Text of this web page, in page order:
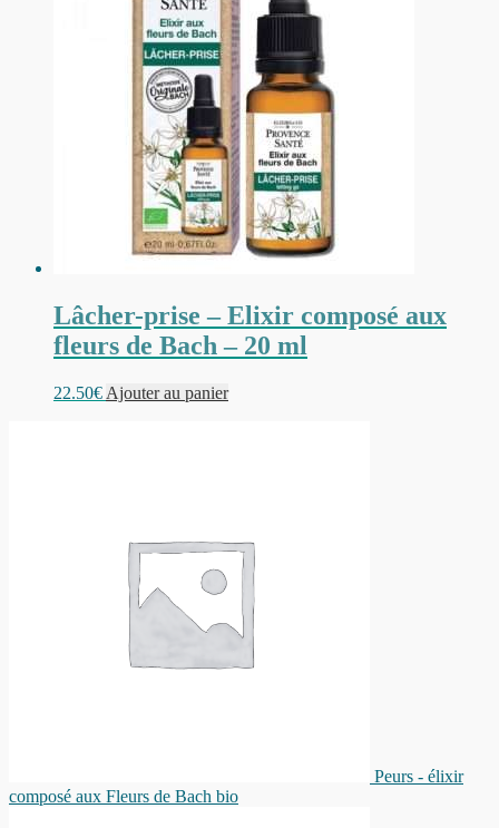
Lâcher-prise – Elixir composé aux
fleurs de Bach – 20 ml
22.50€ Ajouter au panier
Peurs - élixir
composé aux Fleurs de Bach bio